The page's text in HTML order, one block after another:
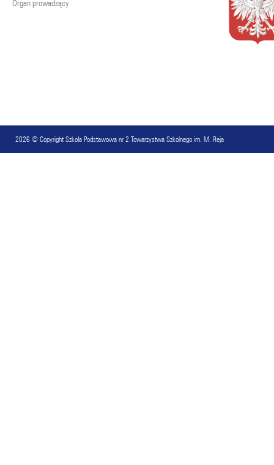
Organ prowadzący
2026 © Copyright Szkoła Podstawowa nr 2 Towarzystwa Szkolnego im. M. Reja